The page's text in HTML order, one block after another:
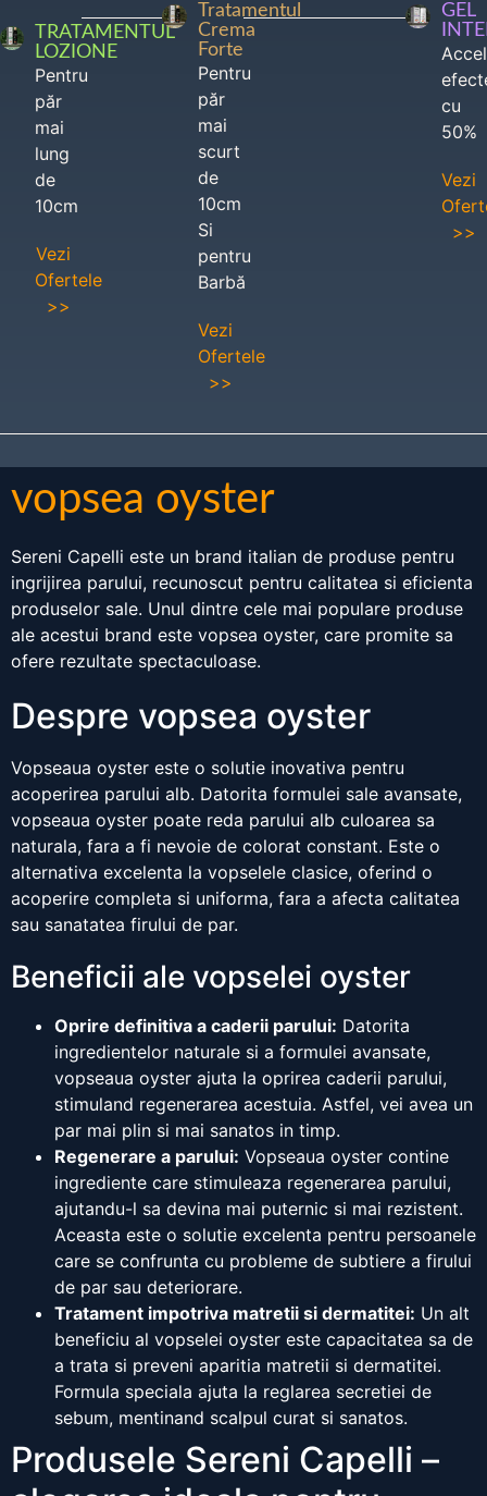
TRATAMENTUL
LOZIONE
Pentru
păr
mai
lung
de
10cm
Vezi
Ofertele
>>
Tratamentul
Crema
Forte
Pentru
păr
mai
scurt
de
10cm
Si
pentru
Barbă
Vezi
Ofertele
>>
GEL
cu
50%
Vezi
>>
vopsea oyster
Sereni Capelli este un brand italian de produse pentru
ingrijirea parului, recunoscut pentru calitatea si eficienta
produselor sale. Unul dintre cele mai populare produse
ale acestui brand este vopsea oyster, care promite sa
ofere rezultate spectaculoase.
Despre vopsea oyster
Vopseaua oyster este o solutie inovativa pentru
acoperirea parului alb. Datorita formulei sale avansate,
vopseaua oyster poate reda parului alb culoarea sa
naturala, fara a fi nevoie de colorat constant. Este o
alternativa excelenta la vopselele clasice, oferind o
acoperire completa si uniforma, fara a afecta calitatea
sau sanatatea firului de par.
Beneficii ale vopselei oyster
Oprire definitiva a caderii parului: Datorita
ingredientelor naturale si a formulei avansate,
vopseaua oyster ajuta la oprirea caderii parului,
stimuland regenerarea acestuia. Astfel, vei avea un
par mai plin si mai sanatos in timp.
Regenerare a parului: Vopseaua oyster contine
ingrediente care stimuleaza regenerarea parului,
ajutandu-l sa devina mai puternic si mai rezistent.
Aceasta este o solutie excelenta pentru persoanele
care se confrunta cu probleme de subtiere a firului
de par sau deteriorare.
Tratament impotriva matretii si dermatitei: Un alt
beneficiu al vopselei oyster este capacitatea sa de
a trata si preveni aparitia matretii si dermatitei.
Formula speciala ajuta la reglarea secretiei de
sebum, mentinand scalpul curat si sanatos.
Produsele Sereni Capelli –